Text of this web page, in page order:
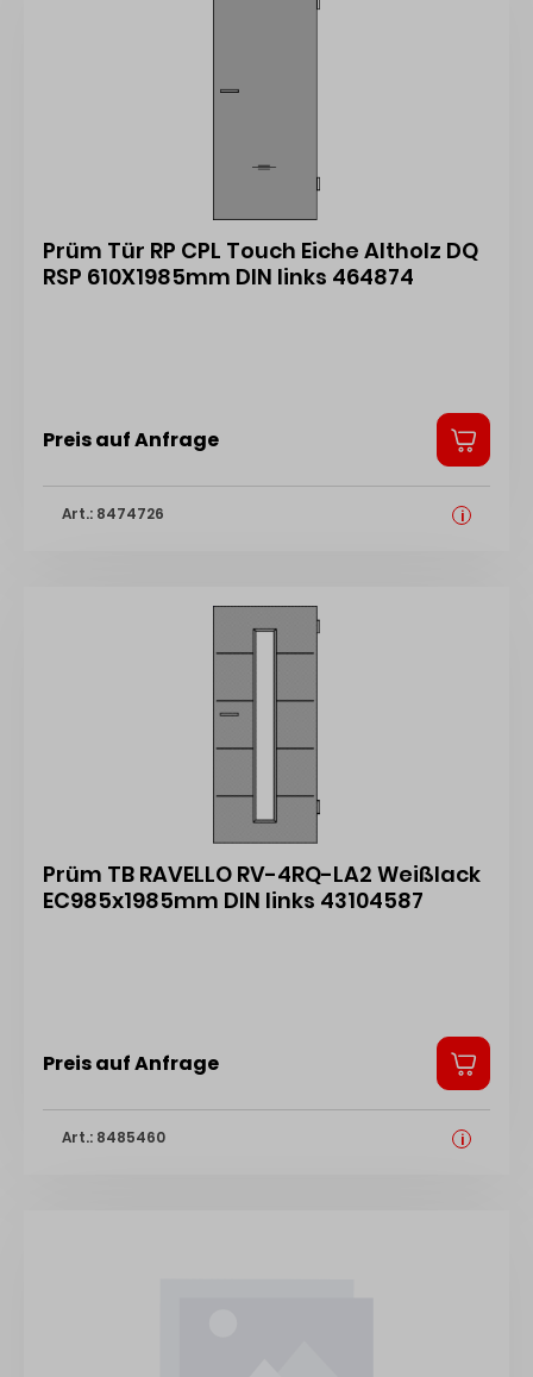
Prüm Tür RP CPL Touch Eiche Altholz DQ
RSP 610X1985mm DIN links 464874
Preis auf Anfrage
Art.: 8474726 i
Prüm TB RAVELLO RV-4RQ-LA2 Weißlack
EC985x1985mm DIN links 43104587
Preis auf Anfrage
Art.: 8485460 i